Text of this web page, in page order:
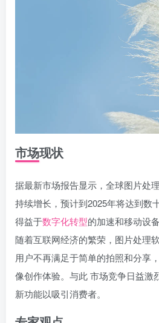
市场现状
据最新市场报告显示，全球图片处
持续增长，预计到2025年将达到数
得益于数字化转型的加速和移动设
随着互联网经济的繁荣，图片处理
用户不再满足于简单的拍照和分享
像创作体验。与此 市场竞争日益激
新功能以吸引消费者。